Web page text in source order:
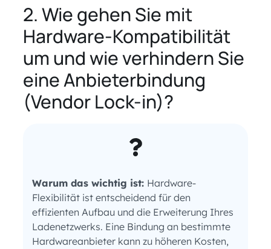
2. Wie gehen Sie mit
Hardware-Kompatibilität
um und wie verhindern Sie
eine Anbieterbindung
(Vendor Lock-in)?
Warum das wichtig ist: Hardware-
Flexibilität ist entscheidend für den
effizienten Aufbau und die Erweiterung Ihres
Ladenetzwerks. Eine Bindung an bestimmte
Hardwareanbieter kann zu höheren Kosten,